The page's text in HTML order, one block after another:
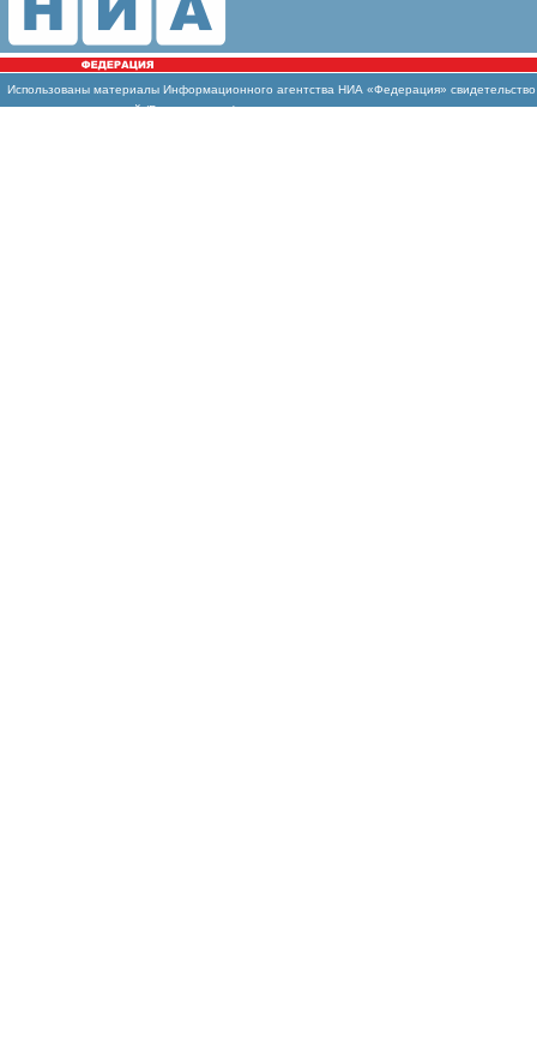
Использованы материалы Информационного агентства НИА «Федерация»
массовых коммуникаций (Роскомнадзор)